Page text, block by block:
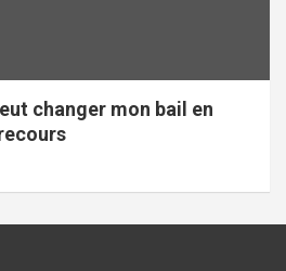
changer mon bail en